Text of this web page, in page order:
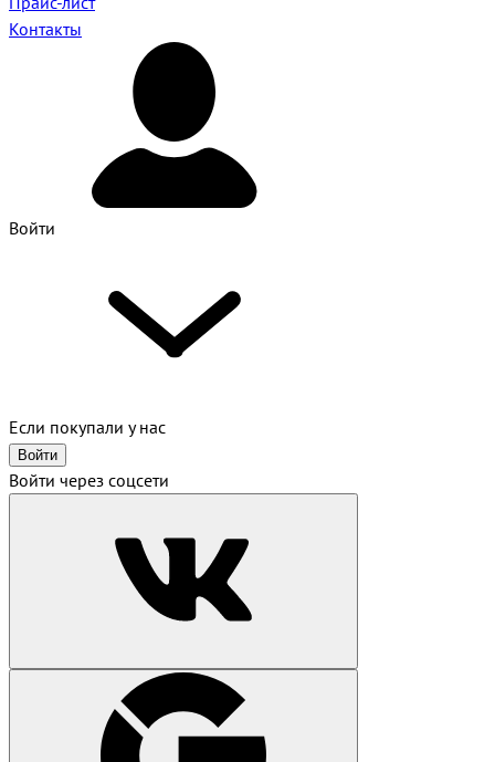
Контакты
Войти
Если покупали у нас
Войти
Войти через соцсети